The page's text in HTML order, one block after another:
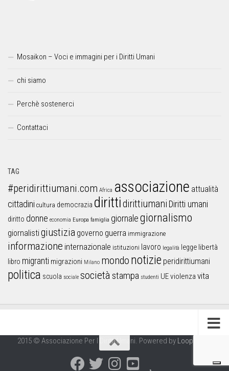
Mosaikon – Voci e immagini per i Diritti Umani
chi siamo
Perchè sostenerci
Contattaci
TAG
#peridirittiumani.com Africa associazione attualità
cittadini cultura democrazia dirittidirittiumani Diritti umani
diritto donne economia Europa famiglia giornalegiornalismo
giornalistigiustizia governo guerra immigrazione
informazione internazionale istituzioni lavoro legalità legge libertà
libro migranti migrazioni Milano mondo notizie peridirittiumani
politica scuola sociale società stampa studenti UEviolenza vita
2015 © Associazione Per I Diritti Umani. Powered by Looproject